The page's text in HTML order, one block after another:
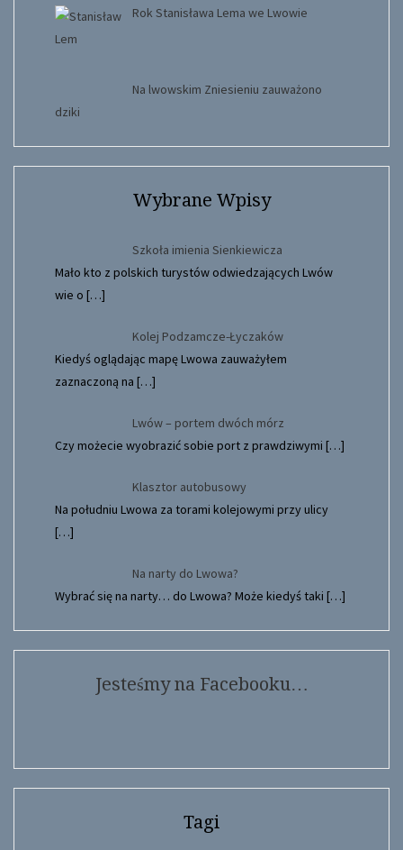
Rok Stanisława Lema we Lwowie
Na lwowskim Zniesieniu zauważono
dziki
Wybrane Wpisy
Szkoła imienia Sienkiewicza
Mało kto z polskich turystów odwiedzających Lwów
wie o […]
Kolej Podzamcze-Łyczaków
Kiedyś oglądając mapę Lwowa zauważyłem
zaznaczoną na […]
Lwów – portem dwóch mórz
Czy możecie wyobrazić sobie port z prawdziwymi […]
Klasztor autobusowy
Na południu Lwowa za torami kolejowymi przy ulicy
[…]
Na narty do Lwowa?
Wybrać się na narty… do Lwowa? Może kiedyś taki […]
Jesteśmy na Facebooku…
Tagi